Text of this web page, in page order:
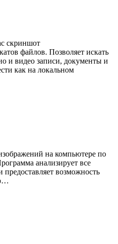
файлов. Позволяет искать
и видео записи, документы и
как на локальном
на компьютере по
анализирует все
возможность